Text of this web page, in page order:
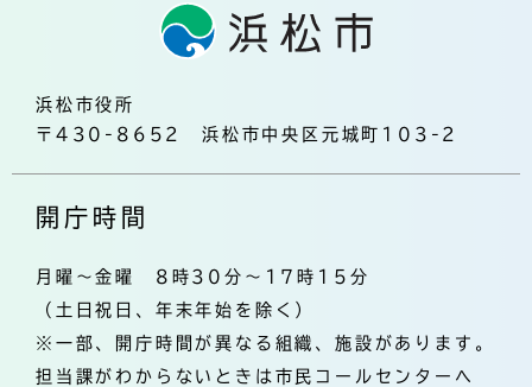
浜松市役所
〒430-8652 浜松市中央区元城町103-2
開庁時間
月曜～金曜 8時30分～17時15分
（土日祝日、年末年始を除く）
※一部、開庁時間が異なる組織、施設があります。
担当課がわからないときは市民コールセンターへ